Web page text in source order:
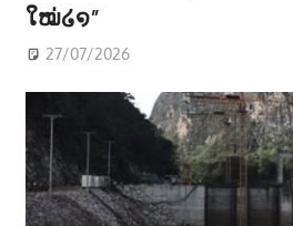
ໃໝ່໒໑”
27/07/2026